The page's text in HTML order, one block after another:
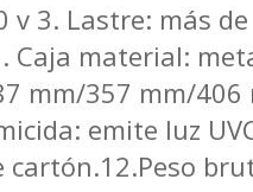
v 3. Lastre: más
Caja material:
mm/357 mm/406
emite luz